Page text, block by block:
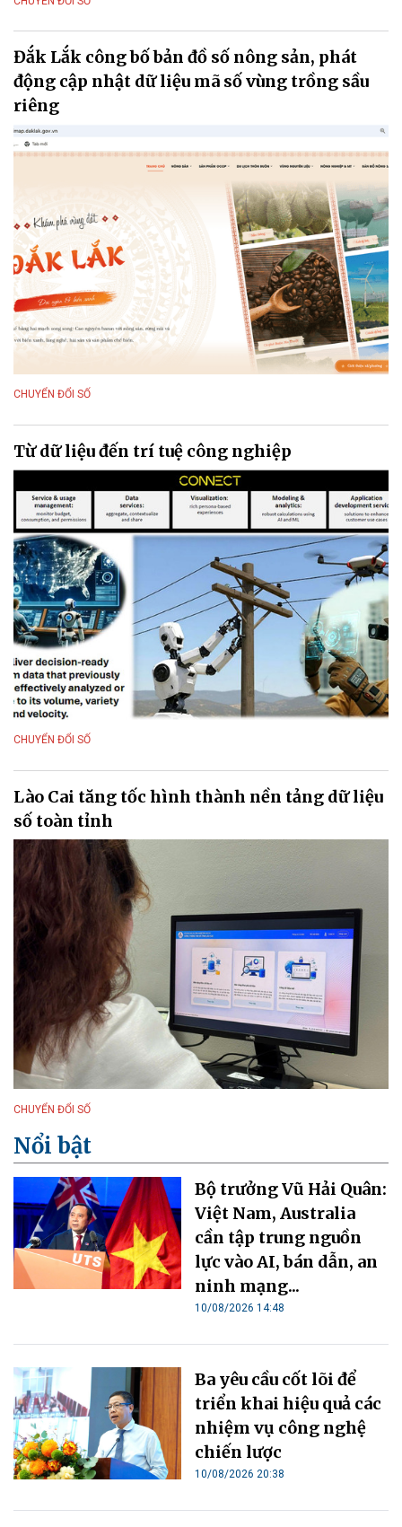
Đắk Lắk công bố bản đồ số nông sản, phát
động cập nhật dữ liệu mã số vùng trồng sầu
riêng
CHUYỂN ĐỔI SỐ
Từ dữ liệu đến trí tuệ công nghiệp
CHUYỂN ĐỔI SỐ
Lào Cai tăng tốc hình thành nền tảng dữ liệu
số toàn tỉnh
CHUYỂN ĐỔI SỐ
Nổi bật
Bộ trưởng Vũ Hải Quân:
Việt Nam, Australia
cần tập trung nguồn
lực vào AI, bán dẫn, an
ninh mạng...
10/08/2026 14:48
Ba yêu cầu cốt lõi để
triển khai hiệu quả các
nhiệm vụ công nghệ
chiến lược
10/08/2026 20:38